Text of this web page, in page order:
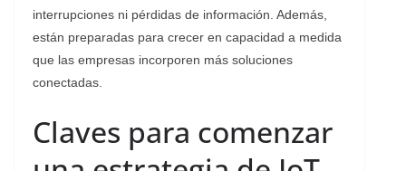
interrupciones ni pérdidas de información. Además,
están preparadas para crecer en capacidad a medida
que las empresas incorporen más soluciones
conectadas.
Claves para comenzar